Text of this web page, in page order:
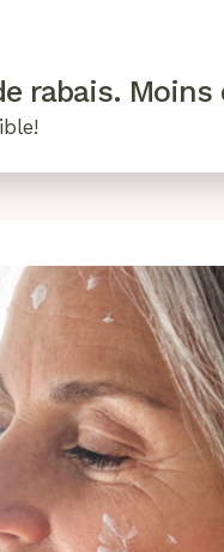
rabais.